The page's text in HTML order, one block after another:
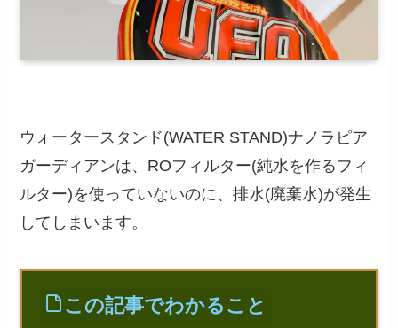
ウォータースタンド(WATER STAND)ナノラピア
ガーディアンは、ROフィルター(純水を作るフィ
ルター)を使っていないのに、排水(廃棄水)が発生
してしまいます。
この記事でわかること